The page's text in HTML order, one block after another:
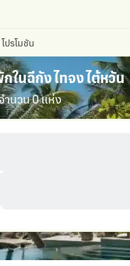
โปรโมชัน
ในฉีกัง ไทจง ไต้หวัน
นวน 0 แห่ง